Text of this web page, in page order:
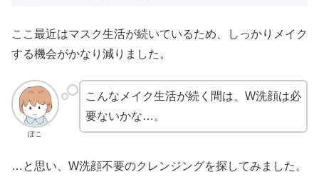
ここ最近はマスク生活が続いているため、しっかりメイク
する機会がかなり減りました。
ぽこ
こんなメイク生活が続く間は、W洗顔は必
要ないかな…。
…と思い、W洗顔不要のクレンジングを探してみました。